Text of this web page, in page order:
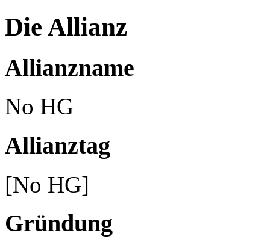
Die Allianz
Allianzname
No HG
Allianztag
[No HG]
Gründung